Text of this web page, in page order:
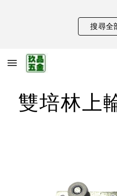
Skip to main content
搜尋全
雙培林上